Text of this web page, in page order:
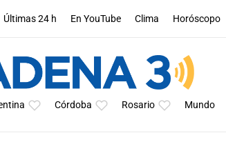
Últimas 24 h En YouTube Clima Horóscopo
Córdoba Rosario Mundo